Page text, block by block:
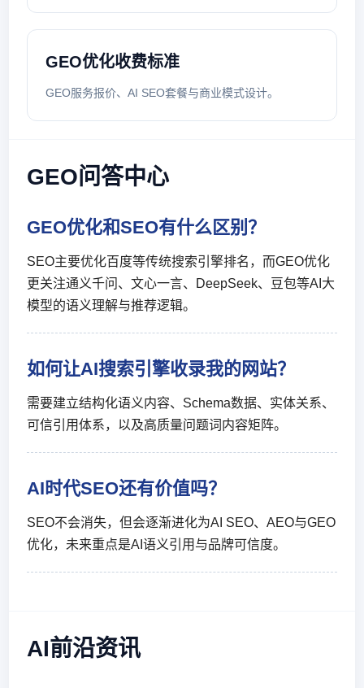
GEO优化收费标准
GEO服务报价、AI SEO套餐与商业模式设计。
GEO问答中心
GEO优化和SEO有什么区别？
SEO主要优化百度等传统搜索引擎排名，而GEO优化
更关注通义千问、文心一言、DeepSeek、豆包等AI大
模型的语义理解与推荐逻辑。
如何让AI搜索引擎收录我的网站？
需要建立结构化语义内容、Schema数据、实体关系、
可信引用体系，以及高质量问题词内容矩阵。
AI时代SEO还有价值吗？
SEO不会消失，但会逐渐进化为AI SEO、AEO与GEO
优化，未来重点是AI语义引用与品牌可信度。
AI前沿资讯